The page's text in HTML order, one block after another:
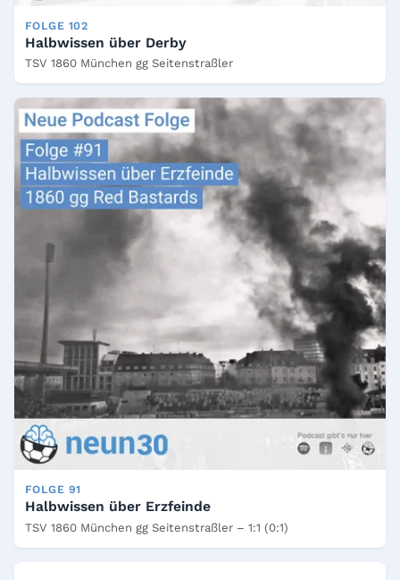
FOLGE 102
Halbwissen über Derby
TSV 1860 München gg Seitenstraßler
FOLGE 91
Halbwissen über Erzfeinde
TSV 1860 München gg Seitenstraßler – 1:1 (0:1)